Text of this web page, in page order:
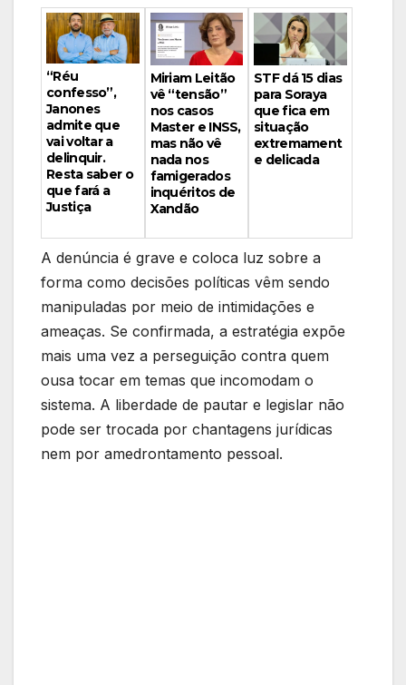
“Réu
confesso”,
Janones
admite que
vai voltar a
delinquir.
Resta saber o
que fará a
Justiça
Miriam Leitão
vê “tensão”
nos casos
Master e INSS,
mas não vê
nada nos
famigerados
inquéritos de
Xandão
STF dá 15 dias
para Soraya
que fica em
situação
extremament
e delicada
A denúncia é grave e coloca luz sobre a
forma como decisões políticas vêm sendo
manipuladas por meio de intimidações e
ameaças. Se confirmada, a estratégia expõe
mais uma vez a perseguição contra quem
ousa tocar em temas que incomodam o
sistema. A liberdade de pautar e legislar não
pode ser trocada por chantagens jurídicas
nem por amedrontamento pessoal.